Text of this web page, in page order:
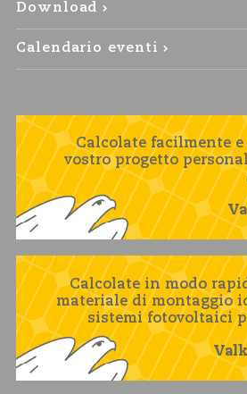
Download
Calendario eventi
Calcolate facilmente
vostro progetto
Calcolate in modo
materiale di montaggio
sistemi fotovoltaici